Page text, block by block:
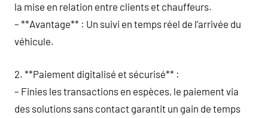
la mise en relation entre clients et chauffeurs.
– **Avantage** : Un suivi en temps réel de l’arrivée du
véhicule.
2. **Paiement digitalisé et sécurisé** :
– Finies les transactions en espèces, le paiement via
des solutions sans contact garantit un gain de temps